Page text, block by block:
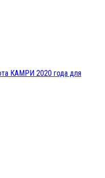
КАМРИ 2020 года для